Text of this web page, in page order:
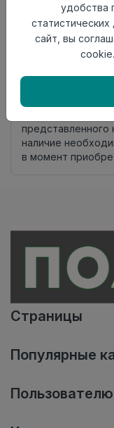
L2C/
Страна
происхождения
Турция
наличие
в момент
Страницы
Популярные
Пользователю
удобства
сайт, вы